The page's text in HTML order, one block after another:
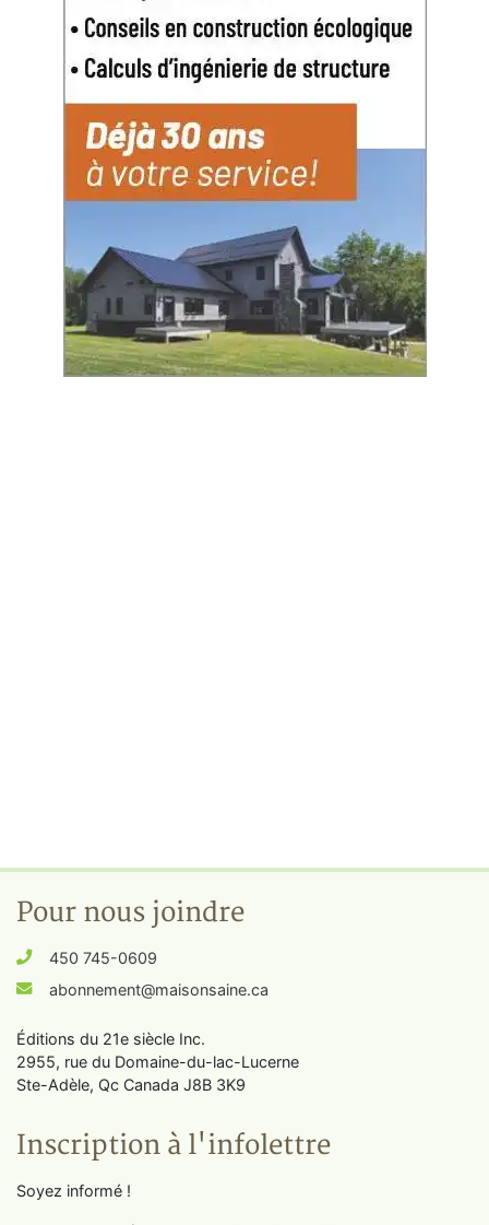
Pour nous joindre
450 745-0609
abonnement@maisonsaine.ca
Éditions du 21e siècle Inc.
2955, rue du Domaine-du-lac-Lucerne
Ste-Adèle, Qc Canada J8B 3K9
Inscription à l'infolettre
Soyez informé !